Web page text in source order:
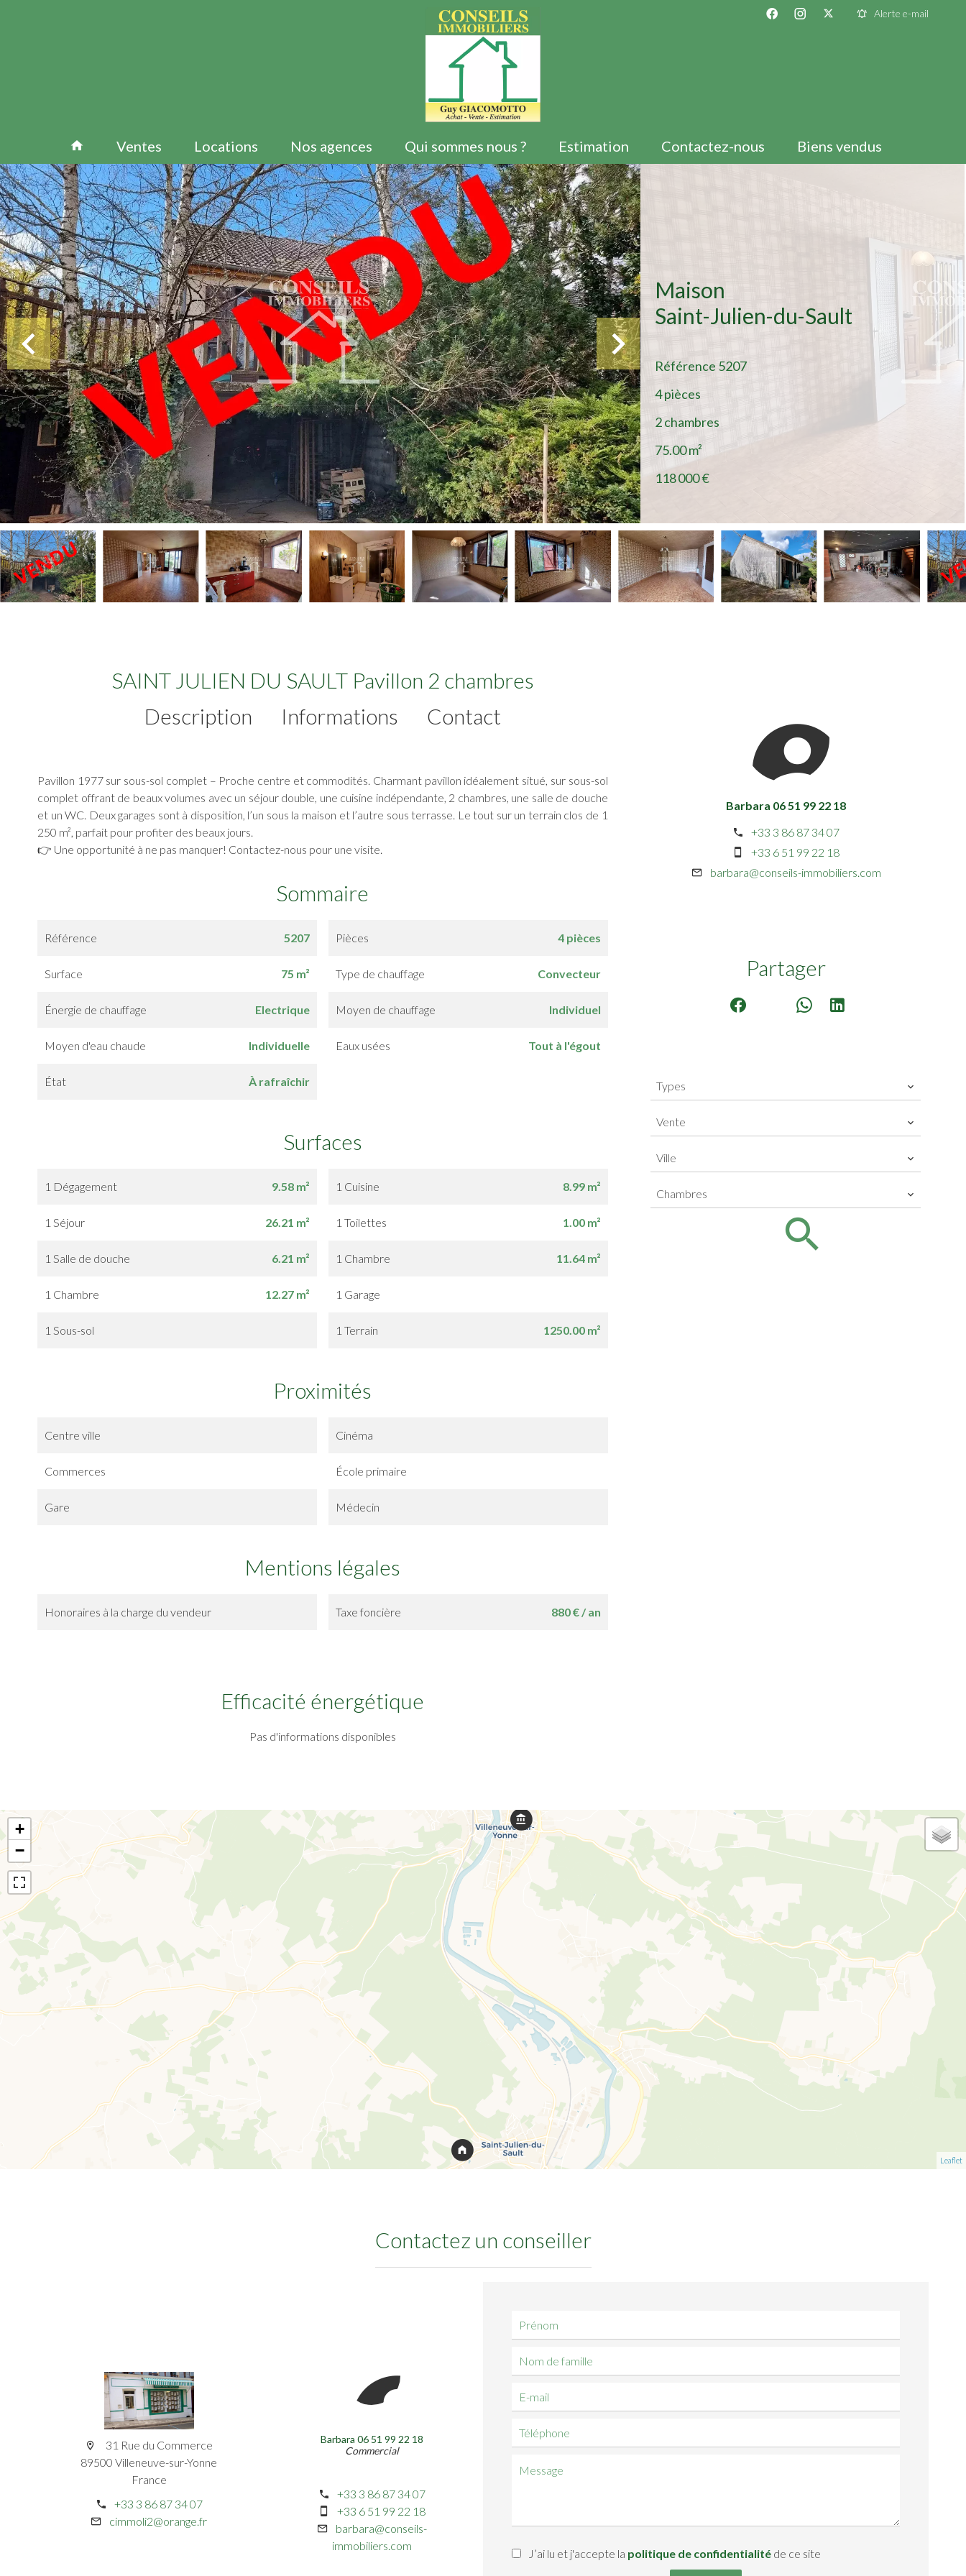
Alerte e-mail
Ventes Locations Nos agences Qui sommes nous ? Estimation Contactez-nous Biens vendus
Maison
Saint-Julien-du-Sault
Référence 5207
4 pièces
2 chambres
75.00m²
118 000 €
SAINT JULIEN DU SAULT Pavillon 2 chambres
Description
Informations Contact
Pavillon 1977 sur sous-sol complet – Proche centre et commodités. Charmant pavillon idéalement situé, sur sous-sol
complet offrant de beaux volumes avec un séjour double, une cuisine indépendante, 2 chambres, une salle de douche
et un WC. Deux garages sont à disposition, l’un sous la maison et l’autre sous terrasse. Le tout sur un terrain clos de 1
250 m², parfait pour profiter des beaux jours.
👉 Une opportunité à ne pas manquer! Contactez-nous pour une visite.
Sommaire
Référence 5207 Pièces 4 pièces
Surface 75 m² Type de chauffage Convecteur
Énergie de chauffage Electrique Moyen de chauffage Individuel
Moyen d'eau chaude Individuelle Eaux usées Tout à l'égout
État À rafraîchir
Surfaces
1 Dégagement 9.58 m² 1 Cuisine 8.99 m²
1 Séjour 26.21 m² 1 Toilettes 1.00 m²
1 Salle de douche 6.21 m² 1 Chambre 11.64 m²
1 Chambre 12.27 m² 1 Garage
1 Sous-sol 1 Terrain 1250.00 m²
Proximités
Centre ville Cinéma
Commerces École primaire
Gare Médecin
Mentions légales
Honoraires à la charge du vendeur Taxe foncière 880 € / an
Efficacité énergétique
Pas d'informations disponibles
Barbara 06 51 99 22 18
+33 3 86 87 34 07
+33 6 51 99 22 18
barbara@conseils-immobiliers.com
Partager
Types
Vente
Ville
Chambres
+
−
Leaflet
Contactez un conseiller
31 Rue du Commerce
89500 Villeneuve-sur-Yonne
France
+33 3 86 87 34 07
cimmoli2@orange.fr
Barbara 06 51 99 22 18
Commercial
+33 3 86 87 34 07
+33 6 51 99 22 18
barbara@conseils-
immobiliers.com
J’ai lu et j'accepte la politique de confidentialité de ce site